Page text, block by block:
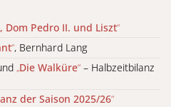
Dom Pedro II. und Liszt“
“, Bernhard Lang
„Die Walküre“ – Halbzeitbilanz
der Saison 2025/26“